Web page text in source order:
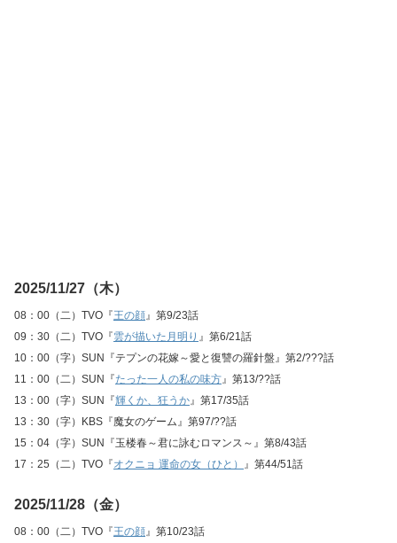
2025/11/27（木）
08：00（二）TVO『王の顔』第9/23話
09：30（二）TVO『雲が描いた月明り 』第6/21話
10：00（字）SUN『テプンの花嫁～愛と復讐の羅針盤』第2/???話
11：00（二）SUN『たった一人の私の味方』第13/??話
13：00（字）SUN『輝くか、狂うか』第17/35話
13：30（字）KBS『魔女のゲーム』第97/??話
15：04（字）SUN『玉楼春～君に詠むロマンス～』第8/43話
17：25（二）TVO『オクニョ 運命の女（ひと） 』第44/51話
2025/11/28（金）
08：00（二）TVO『王の顔』第10/23話